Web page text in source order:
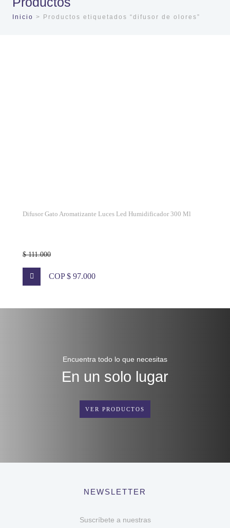
Inicio > Productos etiquetados “difusor de olores”
Difusor Gato Aromatizante Luces Led Humidificador 300 Ml
$ 111.000
COP $ 97.000
Encuentra todo lo que necesitas
En un solo lugar
VER PRODUCTOS
NEWSLETTER
Suscríbete a nuestras